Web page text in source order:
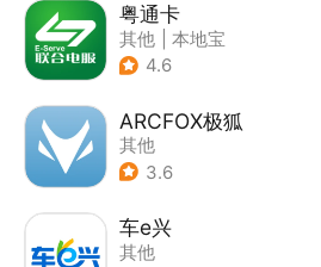
粤通卡
其他
本地宝
4.6
ARCFOX极狐
其他
3.6
车e兴
其他